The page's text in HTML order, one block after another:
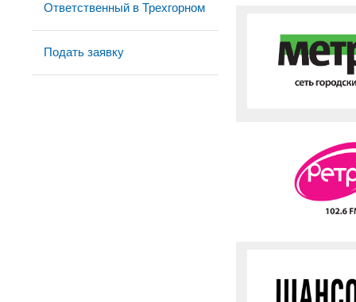
Ответственный в Трехгорном
Подать заявку